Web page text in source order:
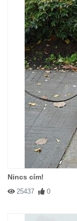
Nincs cím!
25437 0